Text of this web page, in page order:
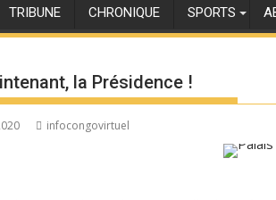
TRIBUNE CHRONIQUE SPORTS
la Présidence !
infocongovirtuel